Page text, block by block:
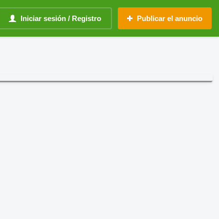
Iniciar sesión / Registro Publicar el anuncio